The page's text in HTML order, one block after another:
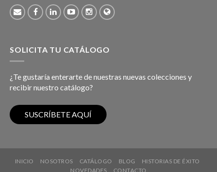
SOLICITA TU CATÁLOGO
¿Te gustaría enterarte de nuestras nuevas colecciones y
recibir nuestro catálogo?
INICIO NOSOTROS CATÁLOGO BLOG
HISTORIAS DE ÉXITO
NOVEDADES
CONTACTO